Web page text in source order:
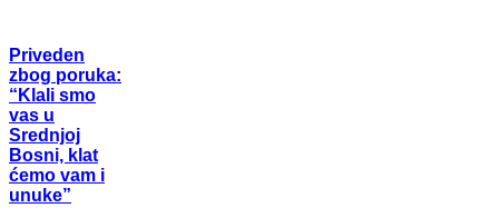
Priveden
zbog poruka:
“Klali smo
vas u
Srednjoj
Bosni, klat
ćemo vam i
unuke”